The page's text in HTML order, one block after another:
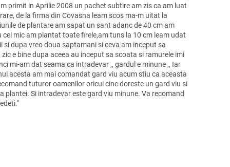
primit in Aprilie 2008 un pachet subtire am zis ca am luat
de la firma din Covasna leam scos ma-m uitat la
de plantare am sapat un sant adanc de 40 cm am
mic am plantat toate firele,am tuns la 10 cm leam udat
dupa vreo doua saptamani si ceva am inceput sa
e bine dupa aceea au inceput sa scoata si ramurele imi
mi-am dat seama ca intradevar ,, gardul e minune ,, Iar
acesta am mai comandat gard viu acum stiu ca aceasta
tuturor oamenilor oricui cine doreste un gard viu si
Si intradevar este gard viu minune. Va recomand